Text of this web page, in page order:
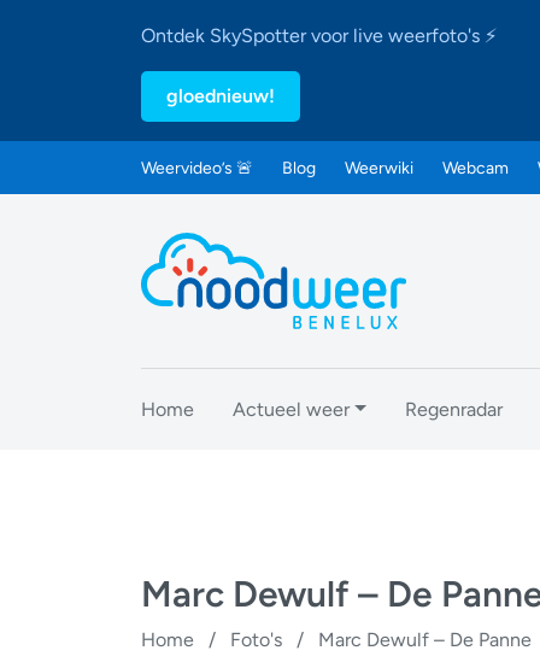
Ontdek SkySpotter voor live weerfoto's ⚡
gloednieuw!
Weervideo’s 🚨 Blog Weerwiki Webcam
Home Actueel weer Regenradar
Marc Dewulf – De
Home / Foto's / Marc Dewulf – De Panne